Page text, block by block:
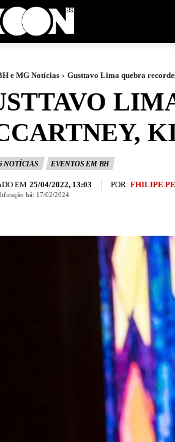
e MG Notícias Gusttavo Lima quebra
NOTÍCIAS EVENTOS EM BH
EM 25/04/2022, 13:03 POR: FHILIPE
há: 17/02/2024